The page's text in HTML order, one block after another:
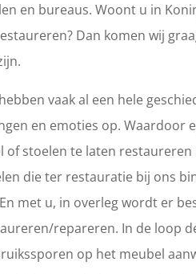
en bureaus. Woont u in
Dan komen wij
vaak al een hele
en emoties op. Waardoor
of stoelen te laten
die ter restauratie bij ons
met u, in overleg wordt er
repareren. In de loop
op het meubel